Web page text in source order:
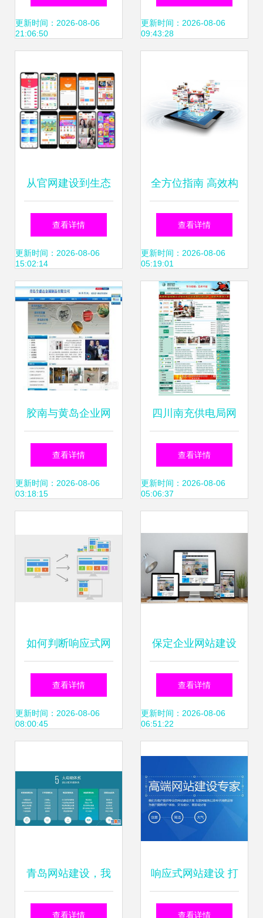
字化利器
更新时间：2026-08-06
21:06:50
更新时间：2026-08-06
09:43:28
从官网建设到生态
赋能 企业数字化转
型的全方位解决方
案
查看详情
更新时间：2026-08-06
15:02:14
全方位指南 高效构
建成功网站的完整
流程
查看详情
更新时间：2026-08-06
05:19:01
胶南与黄岛企业网
站建设 打造数字化
门户与关键词优化
查看详情
更新时间：2026-08-06
03:18:15
四川南充供电局网
站建设 架设数字化
服务桥梁，赋能智
查看详情
更新时间：2026-08-06
05:06:37
如何判断响应式网
站建设的好坏
查看详情
更新时间：2026-08-06
08:00:45
保定企业网站建设
成本详解 从几千到
数万，如何合理规
查看详情
更新时间：2026-08-06
06:51:22
青岛网站建设，我
们只做精品——打
查看详情
响应式网站建设 打
造多设备适配的卓
查看详情